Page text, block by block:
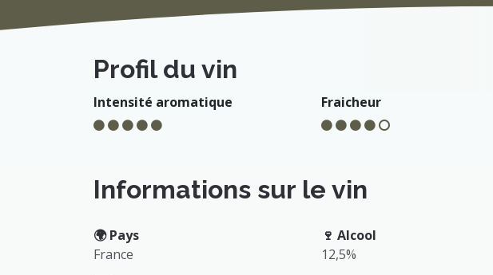
Profil du vin
Intensité aromatique Fraicheur
Informations sur le vin
🌍️ Pays
France
🍷 Alcool
12,5%